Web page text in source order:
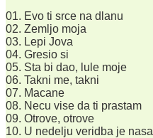
01. Evo ti srce na dlanu
02. Zemljo moja
03. Lepi Jova
04. Gresio si
05. Sta bi dao, lule moje
06. Takni me, takni
07. Macane
08. Necu vise da ti prastam
09. Otrove, otrove
10. U nedelju veridba je nasa